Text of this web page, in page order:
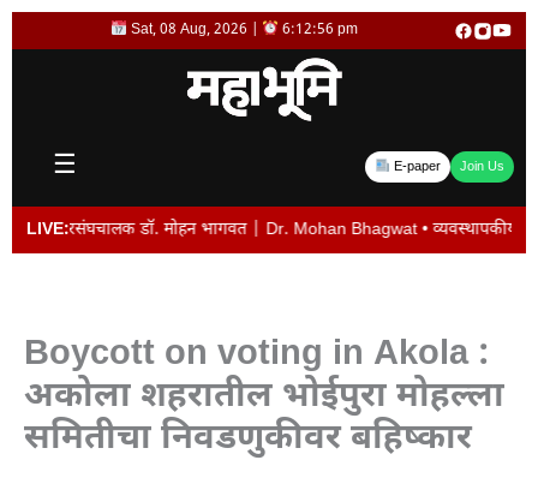
Skip
Sat, 08 Aug, 2026 | 6:12:56 pm
☰ E-paper Join Us
LIVE:डॉ. मोहन भागवत | Dr. Mohan Bhagwat • व्यवस्थापकीय संचालक विजय
Boycott on voting in Akola :
अकोला शहरातील भोईपुरा मोहल्ला
समितीचा निवडणुकीवर बहिष्कार